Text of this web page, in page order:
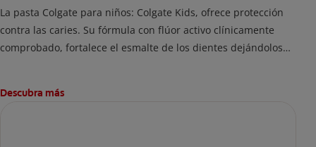
La pasta Colgate para niños: Colgate Kids, ofrece protección
contra las caries. Su fórmula con flúor activo clínicamente
comprobado, fortalece el esmalte de los dientes dejándolos
Descubra más